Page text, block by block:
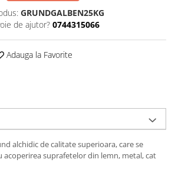
GRUNDGALBEN25KG
de ajutor? 0744315066
Adauga la Favorite
alchidic de calitate superioara, care se
suprafetelor din lemn, metal, cat